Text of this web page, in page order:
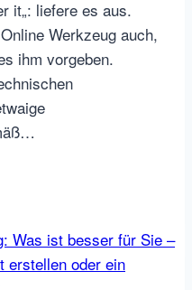
it„: liefere es aus.
Werkzeug auch,
ihm vorgeben.